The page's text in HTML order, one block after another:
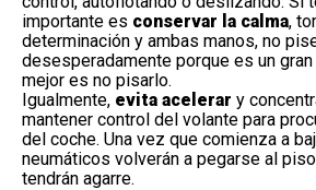
importante es conservar la calma,
determinación y ambas manos, no
desesperadamente porque es un
mejor es no pisarlo.
Igualmente, evita acelerar y
mantener control del volante para
del coche. Una vez que comienza a
neumáticos volverán a pegarse al
tendrán agarre.